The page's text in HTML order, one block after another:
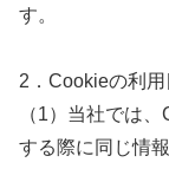
す。
2．Cookieの利用
（1）当社では
する際に同じ情